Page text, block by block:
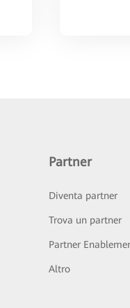
Partner
Diventa partner
Trova un partner
Partner
Altro